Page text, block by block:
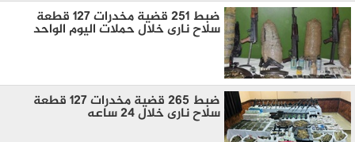
ضبط 251 قضية مخدرات 127 قطعة
سلاح نارى خلال حملات اليوم الواحد
ضبط 265 قضية مخدرات 127 قطعة
سلاح نارى خلال 24 ساعه